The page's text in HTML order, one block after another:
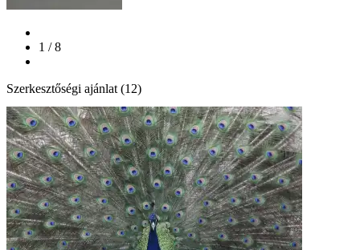
1 / 8
Szerkesztőségi ajánlat (12)